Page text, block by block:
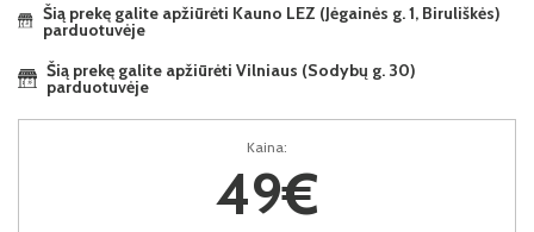
Šią prekę galite apžiūrėti Kauno LEZ (Jėgainės g. 1, Biruliškės)
parduotuvėje
Šią prekę galite apžiūrėti Vilniaus (Sodybų g. 30)
parduotuvėje
Kaina:
49€